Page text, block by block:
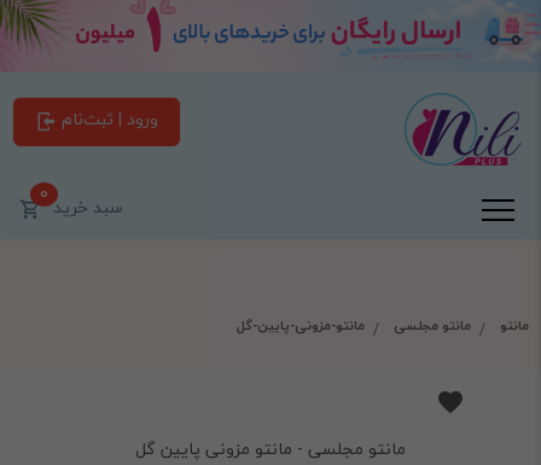
ورود | ثبت‌نام
سبد خرید0
مانتو مانتو مجلسی مانتو-مزونی-پایین-گل
مانتو مجلسی - مانتو مزونی پایین گل